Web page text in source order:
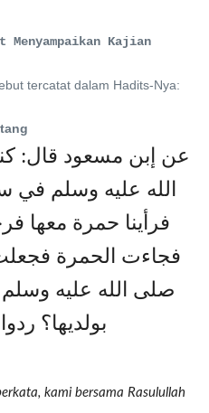
Menyampaikan Kajian
tercatat dalam Hadits-Nya:
عن إبن مسعود قال:
الله عليه وسلم في
فرأينا حمرة معها
فجاءت الحمرة
صلى الله عليه
بولديها؟
kami bersama Rasulullah